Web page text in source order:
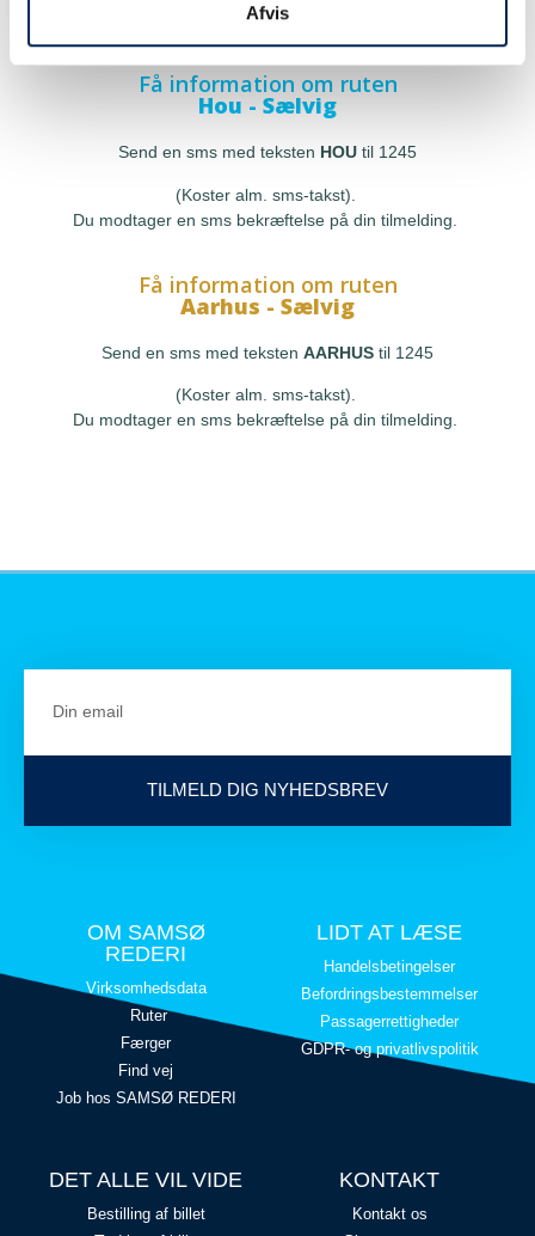
Afvis
Få information om ruten
Hou - Sælvig
Send en sms med teksten HOU til 1245
(Koster alm. sms-takst).
Du modtager en sms bekræftelse på din tilmelding.
Få information om ruten
Aarhus - Sælvig
Send en sms med teksten AARHUS til 1245
(Koster alm. sms-takst).
Du modtager en sms bekræftelse på din tilmelding.
TILMELD DIG NYHEDSBREV
OM SAMSØ
REDERI
Virksomhedsdata
Ruter
Færger
Find vej
Job hos SAMSØ REDERI
LIDT AT LÆSE
Handelsbetingelser
Befordringsbestemmelser
Passagerrettigheder
GDPR- og privatlivspolitik
DET ALLE VIL VIDE
Bestilling af billet
KONTAKT
Kontakt os